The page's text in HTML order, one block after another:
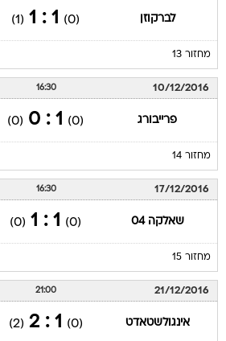
לברקוזן (0)
1 : 1
(1)
מחזור 13
10/12/2016
16:30
פרייבורג (0)
1 : 0
(0)
מחזור 14
17/12/2016
16:30
שאלקה 04 (0)
1 : 1
(0)
מחזור 15
21/12/2016
21:00
אינגולשטאדט (0)
1 : 2
(2)